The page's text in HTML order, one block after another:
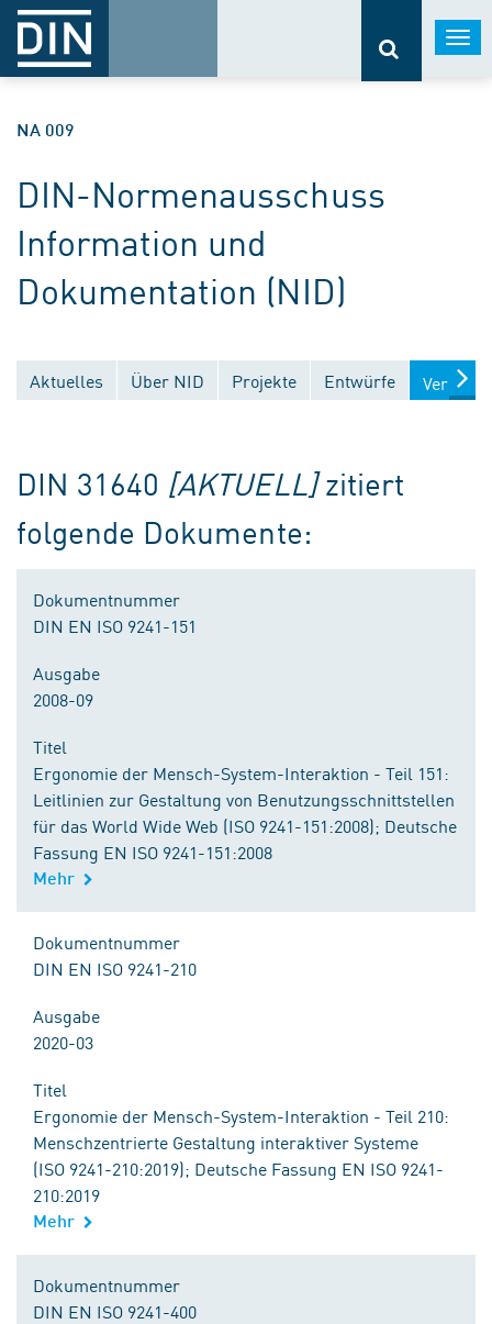
NA 009
DIN-Normenausschuss
Information und
Dokumentation (NID)
Aktuelles Über NID Projekte Entwürfe
DIN 31640 [AKTUELL] zitiert
folgende Dokumente:
Dokumentnummer
DIN EN ISO 9241-151
Ausgabe
2008-09
Titel
Ergonomie der Mensch-System-Interaktion - Teil 151:
Leitlinien zur Gestaltung von Benutzungsschnittstellen
für das World Wide Web (ISO 9241-151:2008); Deutsche
Fassung EN ISO 9241-151:2008
Mehr
Dokumentnummer
DIN EN ISO 9241-210
Ausgabe
2020-03
Titel
Ergonomie der Mensch-System-Interaktion - Teil 210:
Menschzentrierte Gestaltung interaktiver Systeme
(ISO 9241-210:2019); Deutsche Fassung EN ISO 9241-
210:2019
Mehr
Dokumentnummer
DIN EN ISO 9241-400